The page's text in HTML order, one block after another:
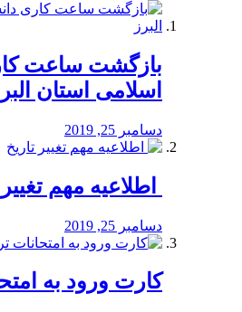
بازگشت ساعت
اسلامی استان
دسامبر 25, 2019
اطلاعیه مهم
دسامبر 25, 2019
کارت ورود به